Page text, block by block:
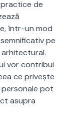
de
într-un mod
pe
vor contribui
ce privește
pot
asupra